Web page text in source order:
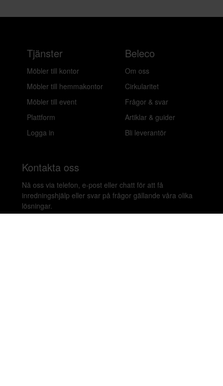
Tjänster
Möbler till kontor
Möbler till hemmakontor
Möbler till event
Plattform
Logga in
Beleco
Om oss
Cirkularitet
Frågor & svar
Artiklar & guider
Bli leverantör
Kontakta oss
Nå oss via telefon, e-post eller chatt för att få
inredningshjälp eller svar på frågor gällande våra olika
lösningar.